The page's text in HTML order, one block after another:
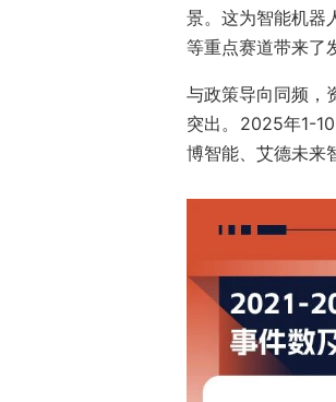
景。这为智能机器
等重点赛道带来了
与政策导向同频，
突出。2025年1-
博智能、艾德未来